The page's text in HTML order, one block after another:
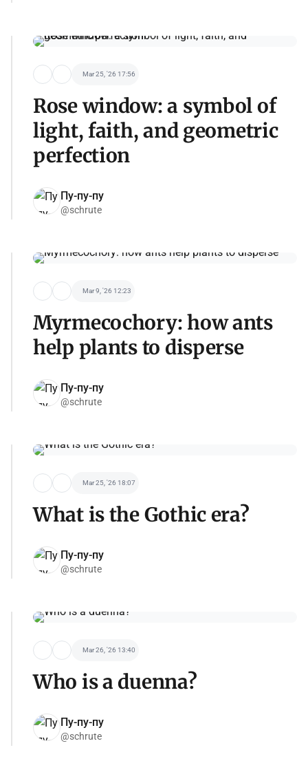
Mar 25, '26 17:56
Rose window: a symbol of
light, faith, and geometric
perfection
Пу-пу-пу
@schrute
Mar 9, '26 12:23
Myrmecochory: how ants
help plants to disperse
Пу-пу-пу
@schrute
Mar 25, '26 18:07
What is the Gothic era?
Пу-пу-пу
@schrute
Mar 26, '26 13:40
Who is a duenna?
Пу-пу-пу
@schrute